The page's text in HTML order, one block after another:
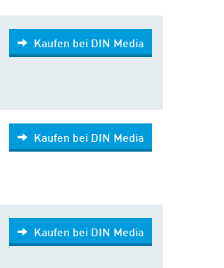
Kaufen bei DIN Media
Kaufen bei DIN Media
Kaufen bei DIN Media